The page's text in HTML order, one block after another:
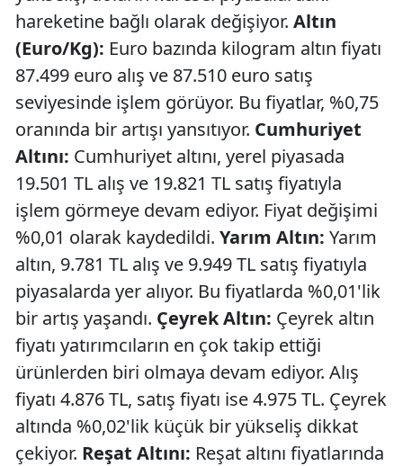
hareketine bağlı olarak değişiyor. Altın
(Euro/Kg): Euro bazında kilogram altın fiyatı
87.499 euro alış ve 87.510 euro satış
seviyesinde işlem görüyor. Bu fiyatlar, %0,75
oranında bir artışı yansıtıyor. Cumhuriyet
Altını: Cumhuriyet altını, yerel piyasada
19.501 TL alış ve 19.821 TL satış fiyatıyla
işlem görmeye devam ediyor. Fiyat değişimi
%0,01 olarak kaydedildi. Yarım Altın: Yarım
altın, 9.781 TL alış ve 9.949 TL satış fiyatıyla
piyasalarda yer alıyor. Bu fiyatlarda %0,01'lik
bir artış yaşandı. Çeyrek Altın: Çeyrek altın
fiyatı yatırımcıların en çok takip ettiği
ürünlerden biri olmaya devam ediyor. Alış
fiyatı 4.876 TL, satış fiyatı ise 4.975 TL. Çeyrek
altında %0,02'lik küçük bir yükseliş dikkat
çekiyor. Reşat Altını: Reşat altını fiyatlarında